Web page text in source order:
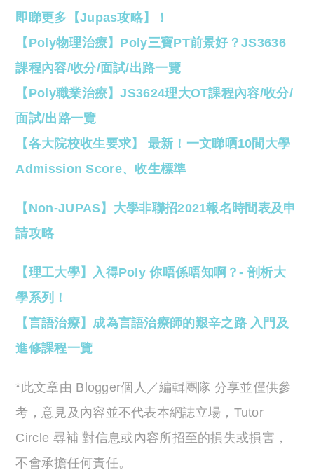
即睇更多【Jupas攻略】！
【Poly物理治療】Poly三寶PT前景好？JS3636
課程內容/收分/面試/出路一覽
【Poly職業治療】JS3624理大OT課程內容/收分/
面試/出路一覽
【各大院校收生要求】 最新！一文睇哂10間大學
Admission Score、收生標準
【Non-JUPAS】大學非聯招2021報名時間表及申
請攻略
【理工大學】入得Poly 你唔係唔知啊？- 剖析大
學系列！
【言語治療】成為言語治療師的艱辛之路 入門及
進修課程一覽
*此文章由 Blogger個人／編輯團隊 分享並僅供參
考，意見及內容並不代表本網誌立場，Tutor
Circle 尋補 對信息或內容所招至的損失或損害，
不會承擔任何責任。